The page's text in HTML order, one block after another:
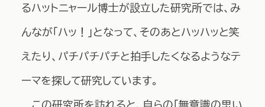
るハットニャール博士が設立した研究所では、み
んなが「ハッ！」となって、そのあとハッハッと笑
えたり、パチパチパチと拍手したくなるようなテ
ーマを探して研究しています。